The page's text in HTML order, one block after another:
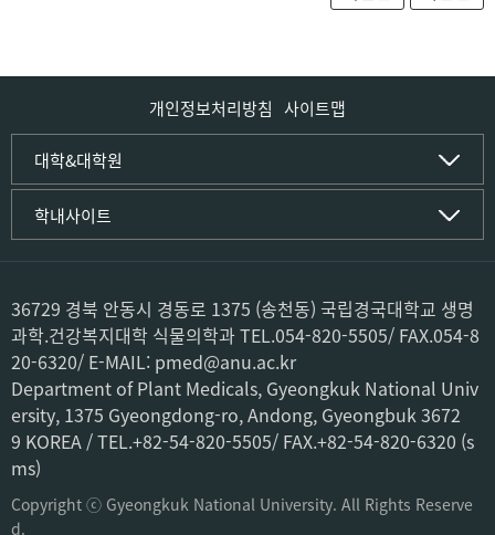
개인정보처리방침 사이트맵
대학&대학원
인문사회·IT대학
인문·문화학부
국어국문학전공
중국어문·문화학전공
한자문화콘텐츠학전공
미디어문화커뮤니케이션학전공
사학전공
컴퓨터·소프트웨어공학부
컴퓨터공학전공
소프트웨어융합전공
사회과학부
경영학전공
회계세무학전공
학내사이트
국립경국대학교
(재)국립경국대학교발전기금
공용S/W관리시스템
공자학원
공학교육인증시스템
과학영재교육원
교육혁신본부
도서관
미래교육센터
박물관
산학협력단
생활관(기숙사)
어학원
36729 경북 안동시 경동로 1375 (송천동) 국립경국대학교 생명
과학.건강복지대학 식물의학과 TEL.054-820-5505/ FAX.054-8
20-6320/ E-MAIL: pmed@anu.ac.kr
Department of Plant Medicals, Gyeongkuk National Univ
ersity, 1375 Gyeongdong-ro, Andong, Gyeongbuk 3672
9 KOREA / TEL.+82-54-820-5505/ FAX.+82-54-820-6320 (s
ms)
Copyright ⓒ Gyeongkuk National University. All Rights Reserve
d.